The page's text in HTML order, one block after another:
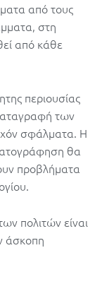
από τους
στη
από κάθε
περιουσίας
των
σφάλματα. Η
θα
προβλήματα
πολιτών είναι
άσκοπη